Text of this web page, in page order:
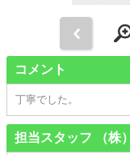
コメント
丁寧でした。
担当スタッフ （株